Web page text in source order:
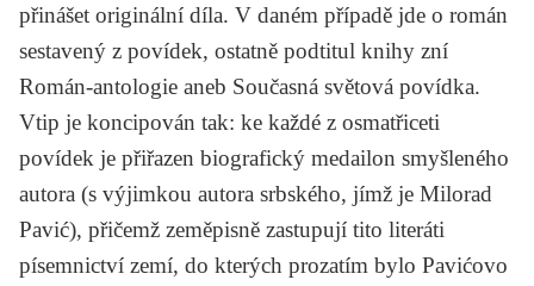
přinášet originální díla. V daném případě jde o román
sestavený z povídek, ostatně podtitul knihy zní
Román-antologie aneb Současná světová povídka.
Vtip je koncipován tak: ke každé z osmatřiceti
povídek je přiřazen biografický medailon smyšleného
autora (s výjimkou autora srbského, jímž je Milorad
Pavić), přičemž zeměpisně zastupují tito literáti
písemnictví zemí, do kterých prozatím bylo Pavićovo